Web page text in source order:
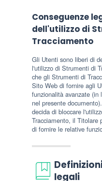
Conseguenze
dell'utilizzo di
Tracciamento
Gli Utenti sono liberi di
l'utilizzo di Strumenti di
che gli Strumenti di
Sito Web di fornire agli
funzionalità avanzate
nel presente
decida di bloccare
Tracciamento, il Titolare
di fornire le relative
legali